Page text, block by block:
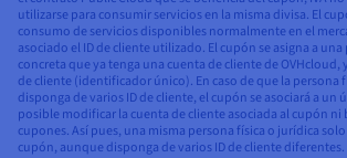
utilizarse para consumir servicios en la misma divisa. El
consumo de servicios disponibles normalmente en el
asociado el ID de cliente utilizado. El cupón se asigna a
concreta que ya tenga una cuenta de cliente de OVHcloud,
de cliente (identificador único). En caso de que la persona
disponga de varios ID de cliente, el cupón se asociará a un
posible modificar la cuenta de cliente asociada al cupón ni
cupones. Así pues, una misma persona física o jurídica
cupón, aunque disponga de varios ID de cliente diferentes.